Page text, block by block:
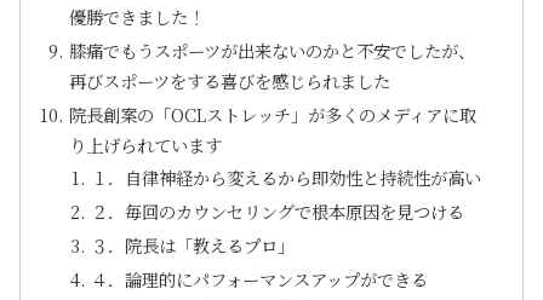
優勝できました！
膝痛でもうスポーツが出来ないのかと不安でしたが、
再びスポーツをする喜びを感じられました
院長創案の「OCLストレッチ」が多くのメディアに取
り上げられています
１．自律神経から変えるから即効性と持続性が高い
２．毎回のカウンセリングで根本原因を見つける
３．院長は「教えるプロ」
４．論理的にパフォーマンスアップができる